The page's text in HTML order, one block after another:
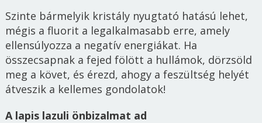
Szinte bármelyik kristály nyugtató hatású lehet,
mégis a fluorit a legalkalmasabb erre, amely
ellensúlyozza a negatív energiákat. Ha
összecsapnak a fejed fölött a hullámok, dörzsöld
meg a követ, és érezd, ahogy a feszültség helyét
átveszik a kellemes gondolatok!
A lapis lazuli önbizalmat ad